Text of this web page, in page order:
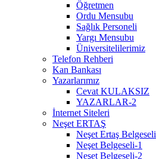
Öğretmen
Ordu Mensubu
Sağlık Personeli
Yargı Mensubu
Üniversitelilerimiz
Telefon Rehberi
Kan Bankası
Yazarlarımız
Cevat KULAKSIZ
YAZARLAR-2
İnternet Siteleri
Neşet ERTAŞ
Neşet Ertaş Belgeseli
Neşet Belgeseli-1
Neşet Belgeseli-2